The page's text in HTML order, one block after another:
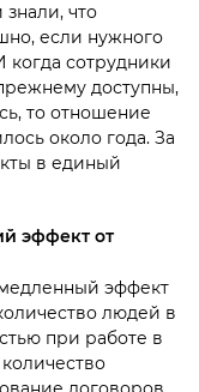
что
если нужного
когда сотрудники
доступны,
то отношение
около года. За
в единый
эффект от
эффект
людей в
при работе в